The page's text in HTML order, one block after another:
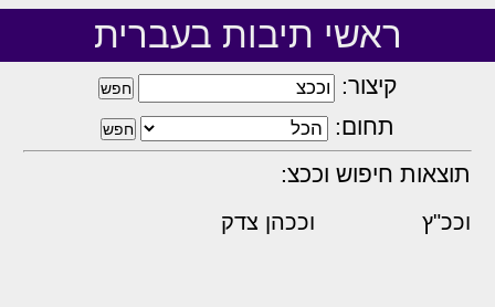
ראשי תיבות בעברית
קיצור:
תחום:
תוצאות חיפוש וככצ:
וככ"ץ וככהן צדק